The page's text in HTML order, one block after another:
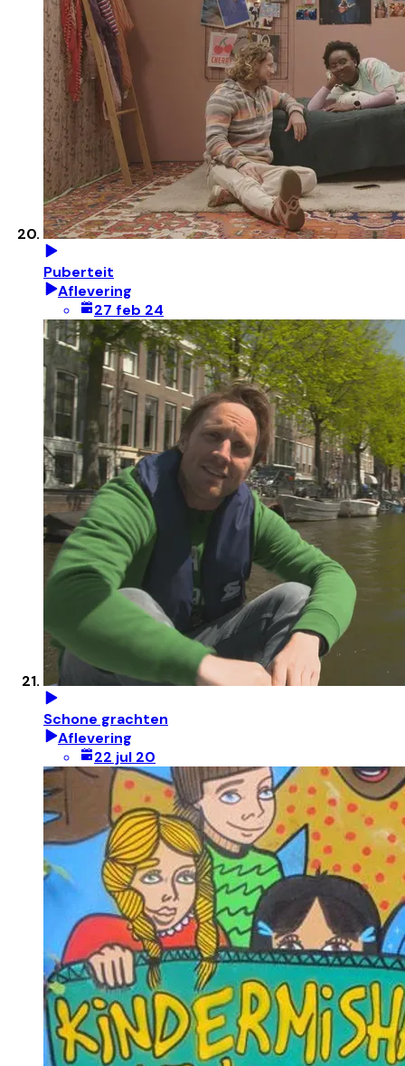
Puberteit
Aflevering
27 feb 24
Schone grachten
Aflevering
22 jul 20